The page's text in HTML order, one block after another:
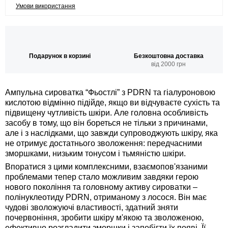
Умови використання
Подарунок в корзині
Безкоштовна доставка
від 2000 грн
Ампульна сироватка “Фьостлі” з PDRN та гіалуроновою
кислотою відмінно підійде, якщо ви відчуваєте сухість та
підвищену чутливість шкіри. Але головна особливість
засобу в тому, що він бореться не тільки з причинами,
але і з наслідками, що завжди супроводжують шкіру, яка
не отримує достатнього зволоження: передчасними
зморшками, низьким тонусом і тьмяністю шкіри.
Впоратися з цими комплексними, взаємопов'язаними
проблемами тепер стало можливим завдяки герою
нового покоління та головному активу сироватки –
полінуклеотиду PDRN, отриманому з лосося. Він має
чудові зволожуючі властивості, здатний зняти
почервоніння, зробити шкіру м'якою та зволоженою,